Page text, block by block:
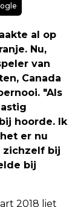
al op
Nu,
van
Canada
"Als
hoorde. Ik
er nu
zichzelf bij
bij
2018 liet